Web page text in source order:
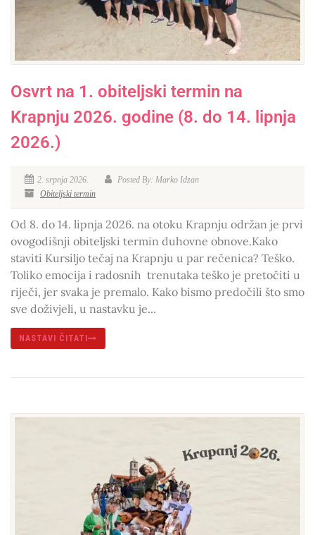
Osvrt na 1. obiteljski termin na
Krapnju 2026. godine (8. do 14. lipnja
2026.)
2. srpnja 2026.
Posted By: Marko Idzan
Obiteljski termin
Od 8. do 14. lipnja 2026. na otoku Krapnju održan je prvi
ovogodišnji obiteljski termin duhovne obnove.Kako
staviti Kursiljo tečaj na Krapnju u par rečenica? Teško.
Toliko emocija i radosnih trenutaka teško je pretočiti u
riječi, jer svaka je premalo. Kako bismo predočili što smo
sve doživjeli, u nastavku je...
NASTAVI ČITATI